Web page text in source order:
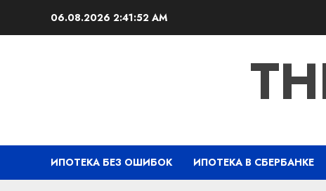
06.08.2026 2:41:53 AM
ИПОТЕКА БЕЗ ОШИБОК ИПОТЕКА В СБЕРБАНКЕ